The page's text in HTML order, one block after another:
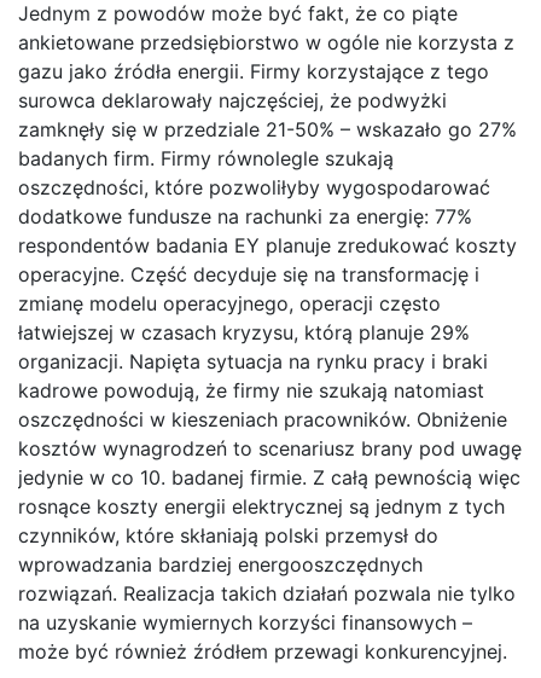
Jednym z powodów może być fakt, że co piąte
ankietowane przedsiębiorstwo w ogóle nie korzysta z
gazu jako źródła energii. Firmy korzystające z tego
surowca deklarowały najczęściej, że podwyżki
zamknęły się w przedziale 21-50% – wskazało go 27%
badanych firm. Firmy równolegle szukają
oszczędności, które pozwoliłyby wygospodarować
dodatkowe fundusze na rachunki za energię: 77%
respondentów badania EY planuje zredukować koszty
operacyjne. Część decyduje się na transformację i
zmianę modelu operacyjnego, operacji często
łatwiejszej w czasach kryzysu, którą planuje 29%
organizacji. Napięta sytuacja na rynku pracy i braki
kadrowe powodują, że firmy nie szukają natomiast
oszczędności w kieszeniach pracowników. Obniżenie
kosztów wynagrodzeń to scenariusz brany pod uwagę
jedynie w co 10. badanej firmie. Z całą pewnością więc
rosnące koszty energii elektrycznej są jednym z tych
czynników, które skłaniają polski przemysł do
wprowadzania bardziej energooszczędnych
rozwiązań. Realizacja takich działań pozwala nie tylko
na uzyskanie wymiernych korzyści finansowych –
może być również źródłem przewagi konkurencyjnej.